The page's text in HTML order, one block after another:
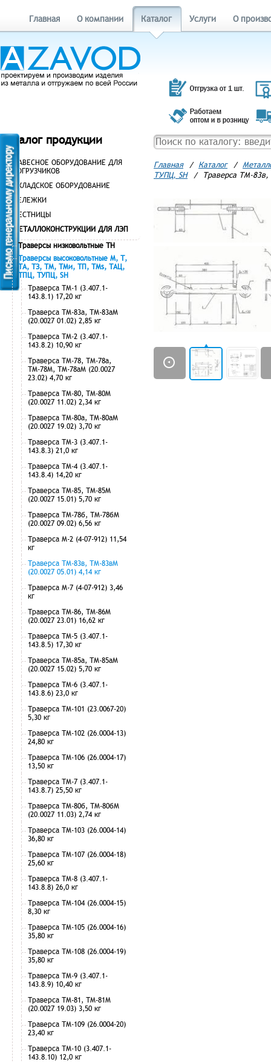
Главная О компании Каталог Услуги О
Каталог продукции
НАВЕСНОЕ ОБОРУДОВАНИЕ ДЛЯ
ПОГРУЗЧИКОВ
СКЛАДСКОЕ ОБОРУДОВАНИЕ
ТЕЛЕЖКИ
ЛЕСТНИЦЫ
МЕТАЛЛОКОНСТРУКЦИИ ДЛЯ ЛЭП
Траверсы низковольтные ТН
Траверсы высоковольтные М, Т,
ТА, ТЗ, ТМ, ТМи, ТП, ТМs, ТАЦ,
ТПЦ, ТУПЦ, SH
Траверса ТМ-1 (3.407.1-
143.8.1) 17,20 кг
Траверса ТМ-83а, ТМ-83аМ
(20.0027 01.02) 2,85 кг
Траверса ТМ-2 (3.407.1-
143.8.2) 10,90 кг
Траверса ТМ-78, ТМ-78а,
ТМ-78М, ТМ-78аМ (20.0027
23.02) 4,70 кг
Траверса ТМ-80, ТМ-80М
(20.0027 11.02) 2,34 кг
Траверса ТМ-80а, ТМ-80аМ
(20.0027 19.02) 3,70 кг
Траверса ТМ-3 (3.407.1-
143.8.3) 21,0 кг
Траверса ТМ-4 (3.407.1-
143.8.4) 14,20 кг
Траверса ТМ-85, ТМ-85М
(20.0027 15.01) 5,70 кг
Траверса ТМ-78б, ТМ-78бМ
(20.0027 09.02) 6,56 кг
Траверса М-2 (4-07-912) 11,54
кг
Траверса ТМ-83в, ТМ-83вМ
(20.0027 05.01) 4,14 кг
Траверса М-7 (4-07-912) 3,46
кг
Траверса ТМ-86, ТМ-86М
(20.0027 23.01) 16,62 кг
Траверса ТМ-5 (3.407.1-
143.8.5) 17,30 кг
Траверса ТМ-85а, ТМ-85аМ
(20.0027 15.02) 5,70 кг
Траверса ТМ-6 (3.407.1-
143.8.6) 23,0 кг
Траверса ТМ-101 (23.0067-20)
5,30 кг
Траверса ТМ-102 (26.0004-13)
24,80 кг
Траверса ТМ-106 (26.0004-17)
13,50 кг
Траверса ТМ-7 (3.407.1-
143.8.7) 25,50 кг
Траверса ТМ-80б, ТМ-80бМ
(20.0027 11.03) 2,74 кг
Траверса ТМ-103 (26.0004-14)
36,80 кг
Траверса ТМ-107 (26.0004-18)
25,60 кг
Траверса ТМ-8 (3.407.1-
143.8.8) 26,0 кг
Траверса ТМ-104 (26.0004-15)
8,30 кг
Траверса ТМ-105 (26.0004-16)
35,80 кг
Траверса ТМ-108 (26.0004-19)
35,80 кг
Траверса ТМ-9 (3.407.1-
143.8.9) 10,40 кг
Траверса ТМ-81, ТМ-81М
(20.0027 19.03) 3,50 кг
Траверса ТМ-109 (26.0004-20)
23,40 кг
Траверса ТМ-10 (3.407.1-
143.8.10) 12,0 кг
Главная / Каталог /
ТУПЦ, SH
/ Траверса ТМ-